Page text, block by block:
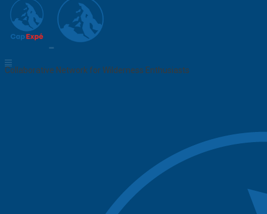
Collaborative Network for Wilderness Enthusiasts